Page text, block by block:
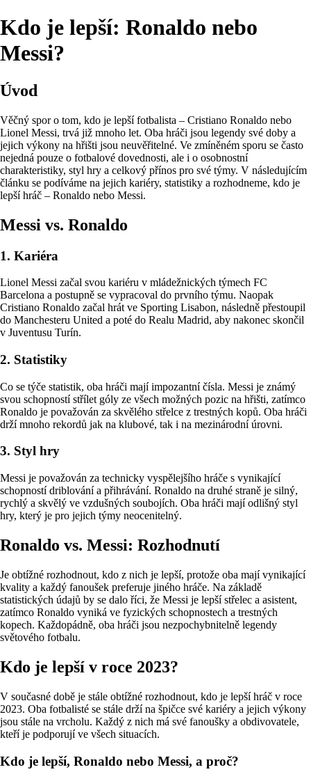
Kdo je lepší: Ronaldo nebo
Messi?
Úvod
Věčný spor o tom, kdo je lepší fotbalista – Cristiano Ronaldo nebo
Lionel Messi, trvá již mnoho let. Oba hráči jsou legendy své doby a
jejich výkony na hřišti jsou neuvěřitelné. Ve zmíněném sporu se často
nejedná pouze o fotbalové dovednosti, ale i o osobnostní
charakteristiky, styl hry a celkový přínos pro své týmy. V následujícím
článku se podíváme na jejich kariéry, statistiky a rozhodneme, kdo je
lepší hráč – Ronaldo nebo Messi.
Messi vs. Ronaldo
1. Kariéra
Lionel Messi začal svou kariéru v mládežnických týmech FC
Barcelona a postupně se vypracoval do prvního týmu. Naopak
Cristiano Ronaldo začal hrát ve Sporting Lisabon, následně přestoupil
do Manchesteru United a poté do Realu Madrid, aby nakonec skončil
v Juventusu Turín.
2. Statistiky
Co se týče statistik, oba hráči mají impozantní čísla. Messi je známý
svou schopností střílet góly ze všech možných pozic na hřišti, zatímco
Ronaldo je považován za skvělého střelce z trestných kopů. Oba hráči
drží mnoho rekordů jak na klubové, tak i na mezinárodní úrovni.
3. Styl hry
Messi je považován za technicky vyspělejšího hráče s vynikající
schopností driblování a přihrávání. Ronaldo na druhé straně je silný,
rychlý a skvělý ve vzdušných soubojích. Oba hráči mají odlišný styl
hry, který je pro jejich týmy neocenitelný.
Ronaldo vs. Messi: Rozhodnutí
Je obtížné rozhodnout, kdo z nich je lepší, protože oba mají vynikající
kvality a každý fanoušek preferuje jiného hráče. Na základě
statistických údajů by se dalo říci, že Messi je lepší střelec a asistent,
zatímco Ronaldo vyniká ve fyzických schopnostech a trestných
kopech. Každopádně, oba hráči jsou nezpochybnitelně legendy
světového fotbalu.
Kdo je lepší v roce 2023?
V současné době je stále obtížné rozhodnout, kdo je lepší hráč v roce
2023. Oba fotbalisté se stále drží na špičce své kariéry a jejich výkony
jsou stále na vrcholu. Každý z nich má své fanoušky a obdivovatele,
kteří je podporují ve všech situacích.
Kdo je lepší, Ronaldo nebo Messi, a proč?